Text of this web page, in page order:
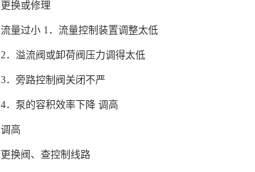
更换或修理
流量过小 1．流量控制装置调整太低
2．溢流阀或卸荷阀压力调得太低
3．旁路控制阀关闭不严
4．泵的容积效率下降 调高
调高
更换阀、查控制线路